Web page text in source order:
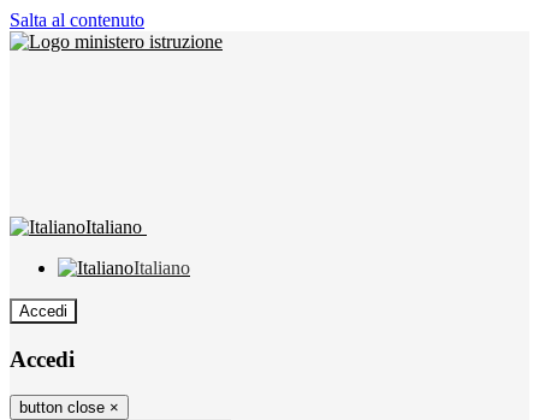
Salta al contenuto
Italiano
Italiano
Accedi
Accedi
button close ×